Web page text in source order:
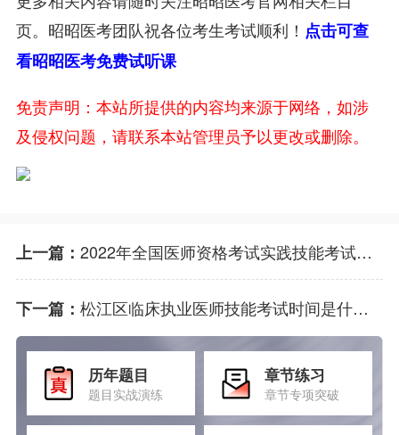
页。昭昭医考团队祝各位考生考试顺利！ 点击可查
看昭昭医考免费试听课
免责声明：本站所提供的内容均来源于网络，如涉
及侵权问题，请联系本站管理员予以更改或删除。
上一篇： 2022年全国医师资格考试实践技能考试时间
下一篇： 松江区临床执业医师技能考试时间是什么时候?
历年题目
题目实战演练
章节练习
章节专项突破